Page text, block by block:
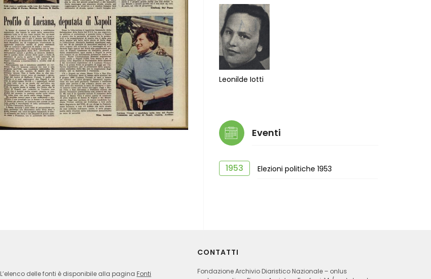
Leonilde Iotti
Eventi
1953 Elezioni politiche 1953
L’elenco delle fonti è disponibile alla pagina Fonti
CONTATTI
Fondazione Archivio Diaristico Nazionale – onlus